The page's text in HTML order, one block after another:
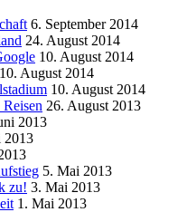
6. September 2014
24. August 2014
10. August 2014
10. August 2014
10. August 2014
26. August 2013
2013
2013
5. Mai 2013
zu! 3. Mai 2013
1. Mai 2013